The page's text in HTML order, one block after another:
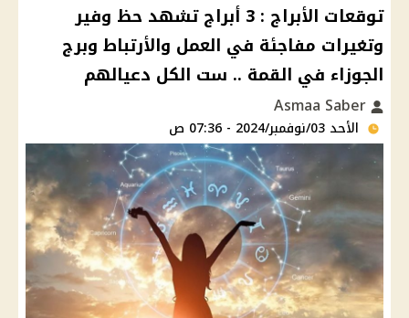
توقعات الأبراج : 3 أبراج تشهد حظ وفير
وتغيرات مفاجئة في العمل والأرتباط وبرج
الجوزاء في القمة .. ست الكل دعيالهم
الأحد 03/نوفمبر/2024 - 07:36 ص